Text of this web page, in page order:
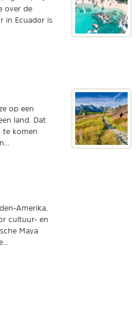
over de
in Ecuador is
op een
land. Dat
te komen
Amerika,
cultuur- en
Maya